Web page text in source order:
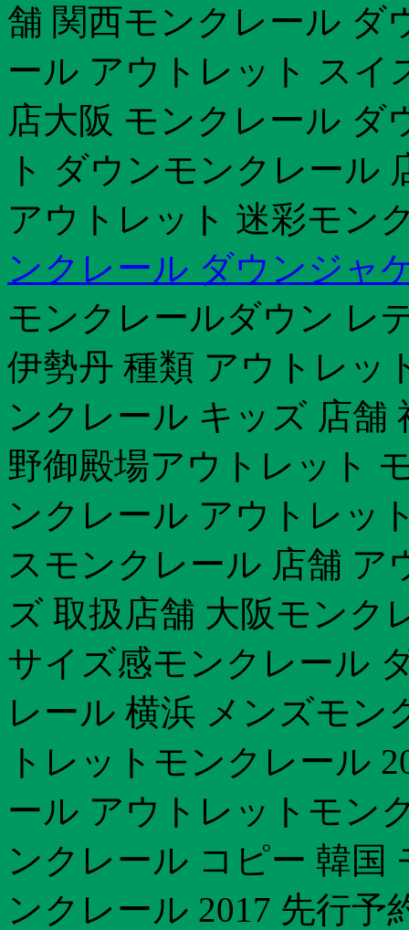
舗 関西モンクレール ダ
ール アウトレット スイ
店大阪 モンクレール ダ
ト ダウンモンクレール
アウトレット 迷彩モン
ンクレール ダウンジャ
モンクレールダウン レ
伊勢丹 種類 アウトレッ
ンクレール キッズ 店舗
野御殿場アウトレット
ンクレール アウトレッ
スモンクレール 店舗 ア
ズ 取扱店舗 大阪モンク
サイズ感モンクレール
レール 横浜 メンズモン
トレットモンクレール
ール アウトレットモン
ンクレール コピー 韓国
ンクレール 2017 先行